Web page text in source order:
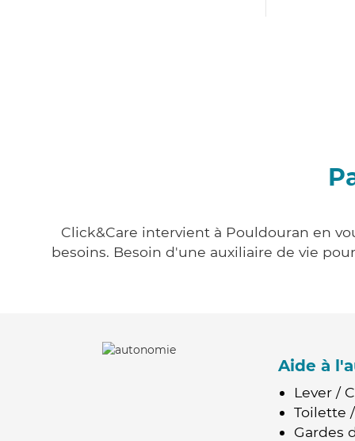
Click&Care intervient à Pouldouran en
besoins. Besoin d'une auxiliaire de vie
Aide à
Lever /
Toilette
Gardes